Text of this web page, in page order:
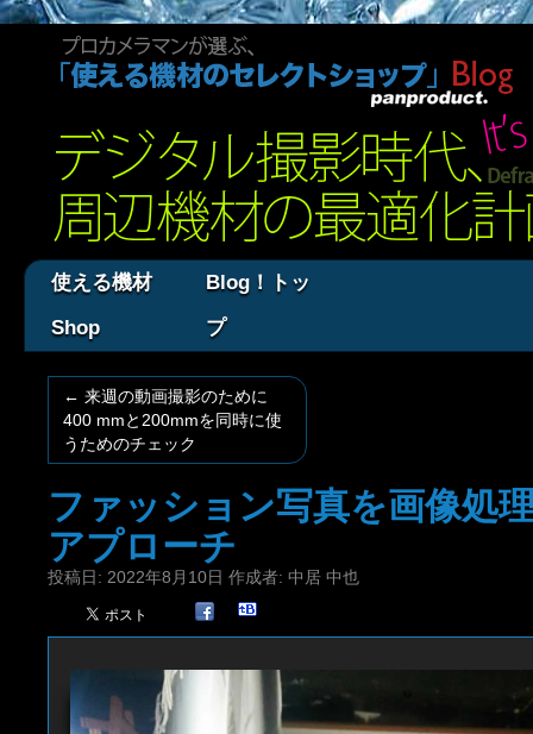
使える機材
Shop
Blog！トッ
プ
← 来週の動画撮影のために
400 mmと200mmを同時に使
うためのチェック
ファッション写真を画像処
アプローチ
投稿日: 2022年8月10日 作成者: 中居 中也